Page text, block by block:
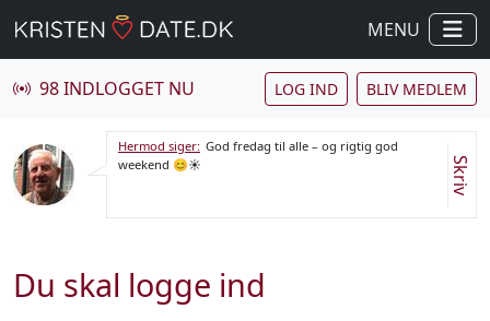
MENU
98 INDLOGGET NU LOG IND BLIV MEDLEM
Hermod siger: God fredag til alle – og rigtig god
weekend 😊☀️
Skriv
Du skal logge ind